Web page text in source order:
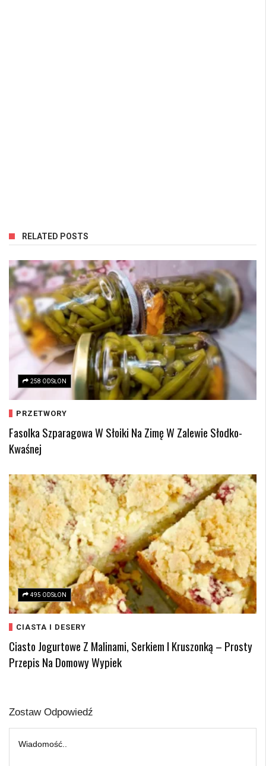
RELATED POSTS
258 ODSŁON
PRZETWORY
Fasolka Szparagowa W Słoiki Na Zimę W Zalewie Słodko-
Kwaśnej
495 ODSŁON
CIASTA I DESERY
Ciasto Jogurtowe Z Malinami, Serkiem I Kruszonką – Prosty
Przepis Na Domowy Wypiek
Zostaw Odpowiedź